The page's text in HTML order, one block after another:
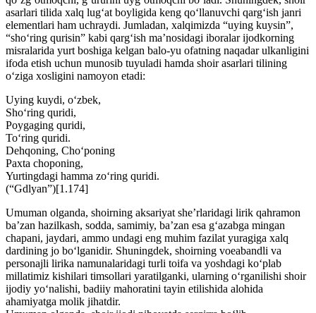
asarlari tilida xalq lug‘at boyligida keng qo‘llanuvchi qarg‘ish janri
elementlari ham uchraydi. Jumladan, xalqimizda “uying kuysin”,
“sho‘ring qurisin” kabi qarg‘ish ma’nosidagi iboralar ijodkorning
misralarida yurt boshiga kelgan balo-yu ofatning naqadar ulkanligini
ifoda etish uchun munosib tuyuladi hamda shoir asarlari tilining
o‘ziga xosligini namoyon etadi:
Uying kuydi, o‘zbek,
Sho‘ring quridi,
Poygaging quridi,
To‘ring quridi.
Dehqoning, Cho‘poning
Paxta choponing,
Yurtingdagi hamma zo‘ring quridi.
(“Gdlyan”)[1.174]
Umuman olganda, shoirning aksariyat she’rlaridagi lirik qahramon
ba’zan hazilkash, sodda, samimiy, ba’zan esa g‘azabga mingan
chapani, jaydari, ammo undagi eng muhim fazilat yuragiga xalq
dardining jo bo‘lganidir. Shuningdek, shoirning voeabandli va
personajli lirika namunalaridagi turli toifa va yoshdagi ko‘plab
millatimiz kishilari timsollari yaratilganki, ularning o‘rganilishi shoir
ijodiy yo‘nalishi, badiiy mahoratini tayin etilishida alohida
ahamiyatga molik jihatdir.